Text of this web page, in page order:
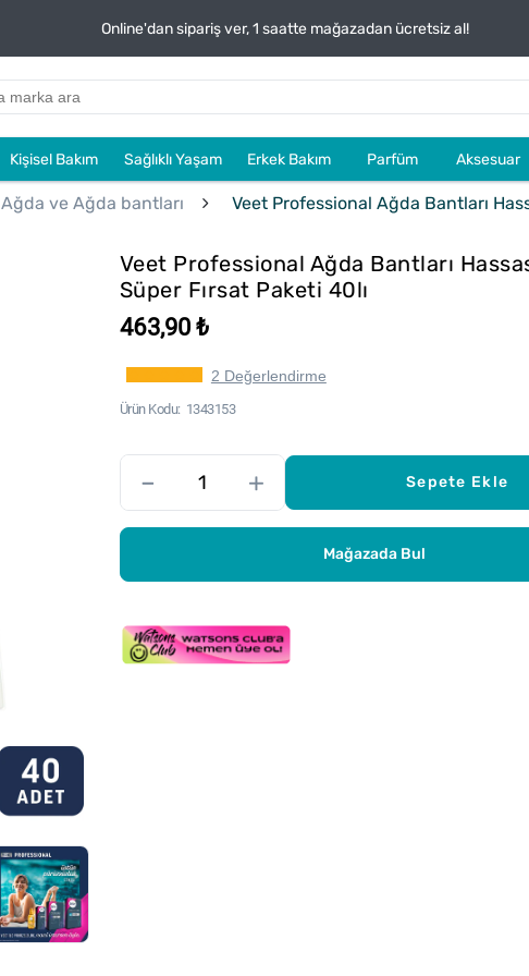
Online'dan sipariş ver, 1 saatte mağazadan ücretsiz al!
Kişisel Bakım Sağlıklı Yaşam Erkek Bakım Parfüm Aksesuar
Ağda ve Ağda bantları Veet Professional Ağda Bantları
Veet Professional Ağda Bantları
Süper Fırsat Paketi 40lı
463,90 ₺
2 Değerlendirme
Ürün Kodu 1343153
– + Sepete Ekle
Mağazada Bul